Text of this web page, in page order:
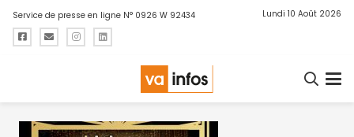
Service de presse en ligne N° 0926 W 92434 Lundi 10 Août 2026